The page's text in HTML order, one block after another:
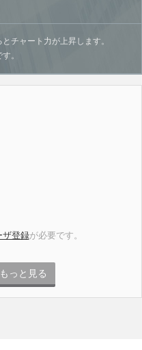
チャート力が上昇します。
。
ザ登録が必要です。
っと見る